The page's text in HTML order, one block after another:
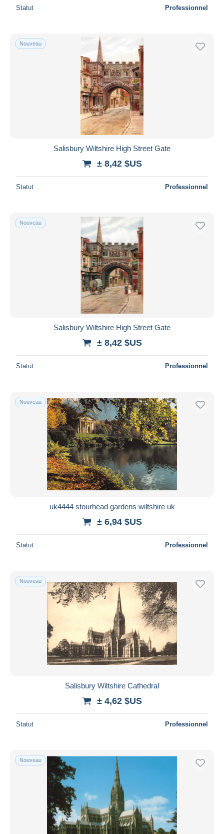
Statut Professionnel
Nouveau
Salisbury Wiltshire High Street Gate
± 8,42 $US
Statut Professionnel
Nouveau
Salisbury Wiltshire High Street Gate
± 8,42 $US
Statut Professionnel
Nouveau
uk4444 stourhead gardens wiltshire uk
± 6,94 $US
Statut Professionnel
Nouveau
Salisbury Wiltshire Cathedral
± 4,62 $US
Statut Professionnel
Nouveau